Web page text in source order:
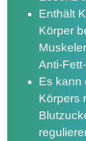
Enthält
Körper
Anti-
Es kann
Körpers